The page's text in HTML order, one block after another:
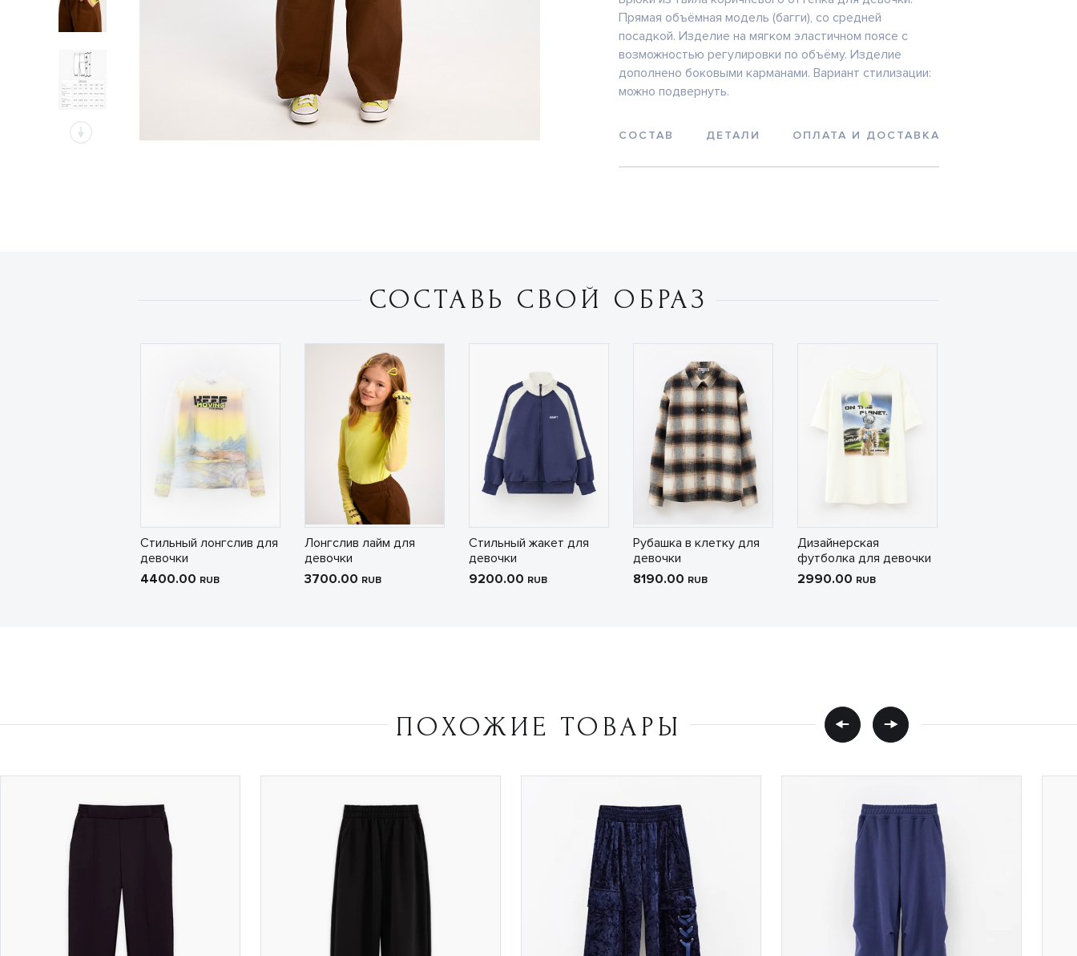
Прямая объёмная модель (багги), со средней
посадкой. Изделие на мягком эластичном поясе с
возможностью регулировки по объёму. Изделие
дополнено боковыми карманами. Вариант стилизации:
можно подвернуть.
СОСТАВ ДЕТАЛИ ОПЛАТА И ДОСТАВКА
СОСТАВЬ СВОЙ ОБРАЗ
Стильный лонгслив для
девочки
4400.00 RUB
Лонгслив лайм для
девочки
3700.00 RUB
Стильный жакет для
девочки
9200.00 RUB
Рубашка в клетку для
девочки
8190.00 RUB
Дизайнерская
футболка для девочки
2990.00 RUB
ПОХОЖИЕ ТОВАРЫ